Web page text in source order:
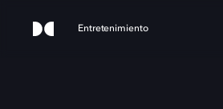
Entretenimiento